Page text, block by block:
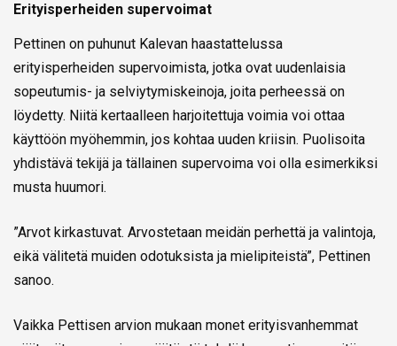
Erityisperheiden supervoimat
Pettinen on puhunut Kalevan haastattelussa
erityisperheiden supervoimista, jotka ovat uudenlaisia
sopeutumis- ja selviytymiskeinoja, joita perheessä on
löydetty. Niitä kertaalleen harjoitettuja voimia voi ottaa
käyttöön myöhemmin, jos kohtaa uuden kriisin. Puolisoita
yhdistävä tekijä ja tällainen supervoima voi olla esimerkiksi
musta huumori.
”Arvot kirkastuvat. Arvostetaan meidän perhettä ja valintoja,
eikä välitetä muiden odotuksista ja mielipiteistä”, Pettinen
sanoo.
Vaikka Pettisen arvion mukaan monet erityisvanhemmat